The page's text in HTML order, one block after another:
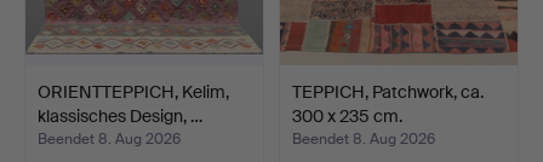
ORIENTTEPPICH, Kelim,
klassisches Design, …
Beendet 8. Aug 2026
TEPPICH, Patchwork, ca.
300 x 235 cm.
Beendet 8. Aug 2026